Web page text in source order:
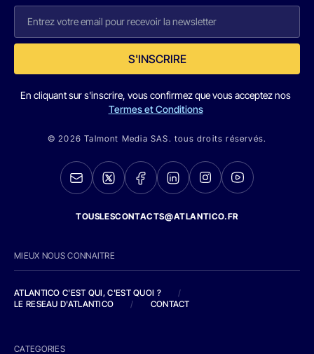
S'INSCRIRE
En cliquant sur s'inscrire, vous confirmez que vous acceptez nos
Termes et Conditions
© 2026 Talmont Media SAS. tous droits réservés.
TOUSLESCONTACTS@ATLANTICO.FR
MIEUX NOUS CONNAITRE
ATLANTICO C'EST QUI, C'EST QUOI ?
/
LE RESEAU D'ATLANTICO
/ CONTACT
CATEGORIES